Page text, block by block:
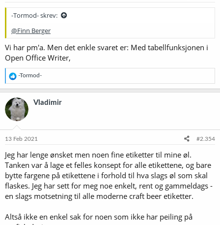
-Tormod- skrev:
@Finn Berger
Vi har pm'a. Men det enkle svaret er: Med tabellfunksjonen i
Open Office Writer,
R
e
a
k
s
o
e
:
-Tormod-
Vladimir
13 Feb 2021 #2.354
Jeg har lenge ønsket men noen fine etiketter til mine øl.
Tanken var å lage et felles konsept for alle etikettene, og bare
bytte fargene på etikettene i forhold til hva slags øl som skal
flaskes. Jeg har sett for meg noe enkelt, rent og gammeldags -
en slags motsetning til alle moderne craft beer etiketter.
Altså ikke en enkel sak for noen som ikke har peiling på